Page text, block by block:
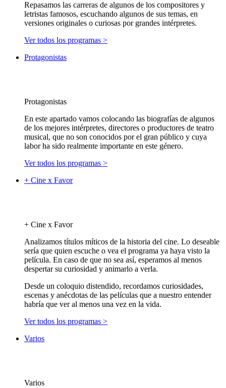
Repasamos las carreras de algunos de los compositores y
letristas famosos, escuchando algunos de sus temas, en
versiones originales o curiosas por grandes intérpretes.
Ver todos los programas >
Protagonistas
Protagonistas
En este apartado vamos colocando las biografías de algunos
de los mejores intérpretes, directores o productores de teatro
musical, que no son conocidos por el gran público y cuya
labor ha sido realmente importante en este género.
Ver todos los programas >
+ Cine x Favor
+ Cine x Favor
Analizamos títulos míticos de la historia del cine. Lo deseable
sería que quien escuche o vea el programa ya haya visto la
película. En caso de que no sea así, esperamos al menos
despertar su curiosidad y animarlo a verla.
Desde un coloquio distendido, recordamos curiosidades,
escenas y anécdotas de las películas que a nuestro entender
habría que ver al menos una vez en la vida.
Ver todos los programas >
Varios
Varios